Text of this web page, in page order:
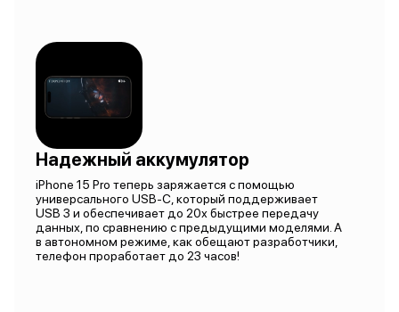
Надежный аккумулятор
iPhone 15 Pro теперь заряжается с помощью
универсального USB-C, который поддерживает
USB 3 и обеспечивает до 20х быстрее передачу
данных, по сравнению с предыдущими моделями. А
в автономном режиме, как обещают разработчики,
телефон проработает до 23 часов!